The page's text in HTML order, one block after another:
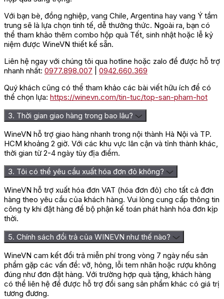
Với bạn bè, đồng nghiệp, vang Chile, Argentina hay vang Ý tầm
trung sẽ là lựa chọn tinh tế, dễ thưởng thức. Ngoài ra, bạn có
thể tham khảo thêm combo hộp quà Tết, sinh nhật hoặc lễ kỷ
niệm được WineVN thiết kế sẵn.
Liên hệ ngay với chúng tôi qua hotline hoặc zalo để được hỗ trợ
nhanh nhất: 0977.898.007
0942.660.369
Quý khách cũng có thể tham khảo các bài viết hữu ích để có
thể chọn lựa: https://winevn.com/tin-tuc/top-san-pham-hot
3. Thời gian giao hàng trong bao lâu?
WineVN hỗ trợ giao hàng nhanh trong nội thành Hà Nội và TP.
HCM khoảng 2 giờ. Với các khu vực lân cận và tỉnh thành khác,
thời gian từ 2-4 ngày tùy địa điểm.
3. Tôi có thể yêu cầu xuất hóa đơn đỏ không?
WineVN hỗ trợ xuất hóa đơn VAT (hóa đơn đỏ) cho tất cả đơn
hàng theo yêu cầu của khách hàng. Vui lòng cung cấp thông tin
công ty khi đặt hàng để bộ phận kế toán phát hành hóa đơn kịp
thời.
5. Chính sách đổi trả của WINEVN như thế nào?
WineVN cam kết đổi trả miễn phí trong vòng 7 ngày nếu sản
phẩm gặp các vấn đề: vỡ, hỏng, lỗi tem nhãn hoặc rượu không
đúng như đơn đặt hàng. Với trường hợp quà tặng, khách hàng
có thể liên hệ để được hỗ trợ đổi sang sản phẩm khác có giá trị
tương đương.